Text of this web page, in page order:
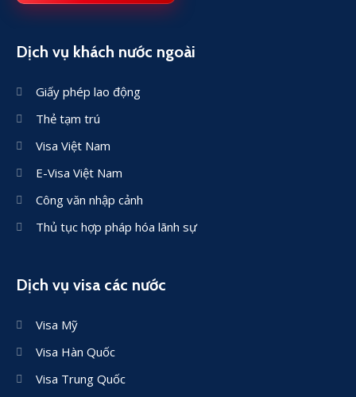
Dịch vụ khách nước ngoài
Giấy phép lao động
Thẻ tạm trú
Visa Việt Nam
E-Visa Việt Nam
Công văn nhập cảnh
Thủ tục hợp pháp hóa lãnh sự
Dịch vụ visa các nước
Visa Mỹ
Visa Hàn Quốc
Visa Trung Quốc